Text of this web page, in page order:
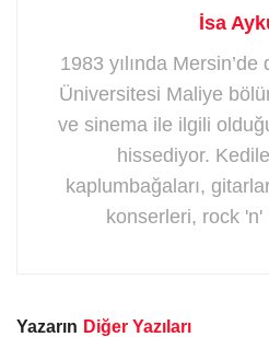
İsa
1983 yılında
Üniversitesi Maliye
ve sinema ile ilgili
hissediyor.
kaplumbağaları,
konserleri, rock 'n'
Yazarın Diğer Yazıları